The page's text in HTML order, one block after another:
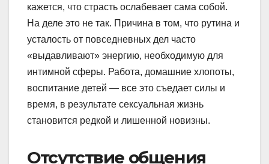
кажется, что страсть ослабевает сама собой.
На деле это не так. Причина в том, что рутина и
усталость от повседневных дел часто
«выдавливают» энергию, необходимую для
интимной сферы. Работа, домашние хлопоты,
воспитание детей — все это съедает силы и
время, в результате сексуальная жизнь
становится редкой и лишенной новизны.
Отсутствие общения